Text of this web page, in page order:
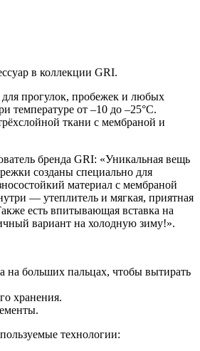
в коллекции GRI.
прогулок, пробежек и любых
температуре от –10 до –25°С.
ткани с мембраной и
бренда GRI: «Уникальная вещь
созданы специально для
материал с мембраной
— утеплитель и мягкая, приятная
есть впитывающая вставка на
вариант на холодную зиму!».
на больших пальцах, чтобы вытирать
хранения.
технологии: